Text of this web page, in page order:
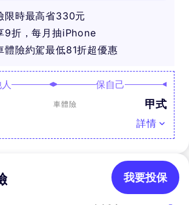
限時最高省330元
9折，每月抽iPhone
體險約駕最低81折超優惠
保自己
車體險 甲式
詳情
我要投保